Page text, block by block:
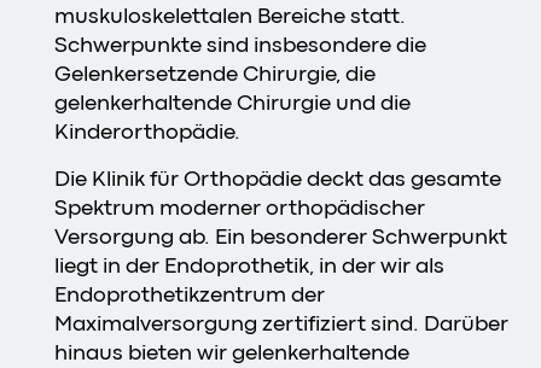
muskuloskelettalen Bereiche statt.
Schwerpunkte sind insbesondere die
Gelenkersetzende Chirurgie, die
gelenkerhaltende Chirurgie und die
Kinderorthopädie.
Die Klinik für Orthopädie deckt das gesamte
Spektrum moderner orthopädischer
Versorgung ab. Ein besonderer Schwerpunkt
liegt in der Endoprothetik, in der wir als
Endoprothetikzentrum der
Maximalversorgung zertifiziert sind. Darüber
hinaus bieten wir gelenkerhaltende